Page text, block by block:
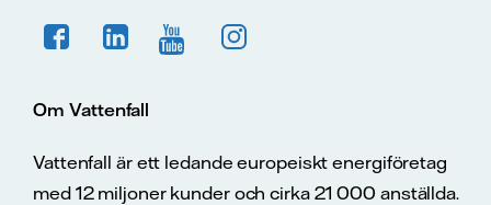
Om Vattenfall
Vattenfall är ett ledande europeiskt energiföretag
med 12 miljoner kunder och cirka 21 000 anställda.